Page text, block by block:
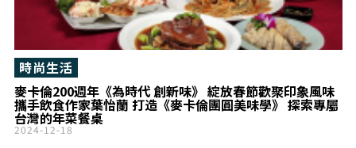
麥卡倫200週年《為時代 創新味》 綻放春節歡聚印象風味
攜手飲食作家葉怡蘭 打造《麥卡倫團圓美味學》 探索專屬
台灣的年菜餐桌
時尚生活
2024-12-18